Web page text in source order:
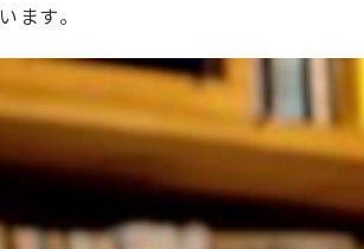
ます。